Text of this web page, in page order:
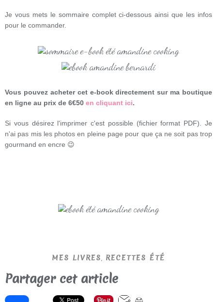
Je vous mets le sommaire complet ci-dessous ainsi que les infos
pour le commander.
Vous pouvez acheter cet e-book directement sur ma boutique
en ligne au prix de 6€50 en cliquant ici.
Si vous désirez l'imprimer c'est possible (fichier format PDF). Je
n'ai pas mis les photos en pleine page pour que ça ne soit pas trop
gourmand en encre 😉
MES LIVRES, RECETTES ÉTÉ
Partager cet article